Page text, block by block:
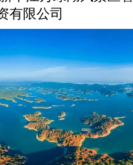
有限公司